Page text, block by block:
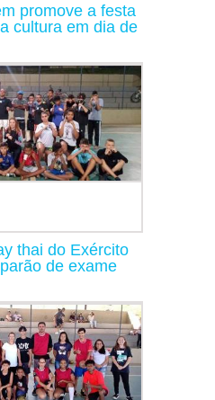
promove a festa
cultura em dia de
thai do Exército
de exame